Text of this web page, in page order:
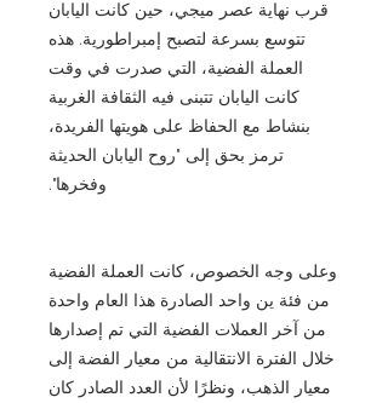
قرب نهاية عصر ميجي، حين كانت اليابان
تتوسع بسرعة لتصبح إمبراطورية. هذه
العملة الفضية، التي صدرت في وقت
كانت اليابان تتبنى فيه الثقافة الغربية
بنشاط مع الحفاظ على هويتها الفريدة،
ترمز بحق إلى "روح اليابان الحديثة
وفخرها".
وعلى وجه الخصوص، كانت العملة الفضية
من فئة ين واحد الصادرة هذا العام واحدة
من آخر العملات الفضية التي تم إصدارها
خلال الفترة الانتقالية من معيار الفضة إلى
معيار الذهب، ونظرًا لأن العدد الصادر كان